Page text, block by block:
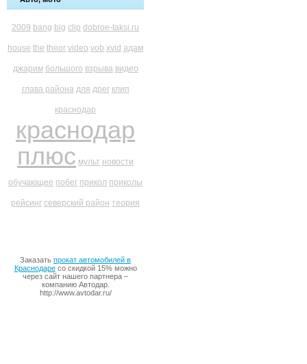
2009 bang big clip dobroe-taksi.ru
house the theor video vob xvid адам
джарим большого взрыва видео
глава района для дрег клип
краснодар
краснодар
плюс мульт новости
обучающее побег прикол приколы
рейсинг северский район теория
Заказать прокат автомобилей в
Краснодаресо скидкой 15% можно
через сайт нашего партнера –
компанию Автодар.
http://www.avtodar.ru/